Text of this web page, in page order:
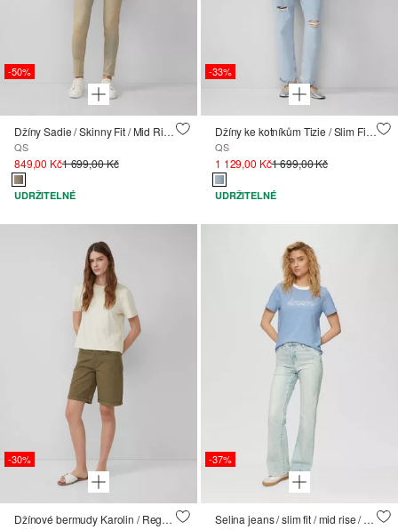
-50%
Džíny Sadie / Skinny Fit / Mid Rise / Skinny Leg / superstreč
QS
849,00 Kč1 699,00 Kč
UDRŽITELNÉ
-33%
Džíny ke kotníkům Tizie / Slim Fit / High Rise / Tapered Leg / poničené detaily
QS
1 129,00 Kč1 699,00 Kč
UDRŽITELNÉ
-30%
Džínové bermudy Karolin / Regular Fit / Mid Rise
-37%
Selina jeans / slim fit / mid rise / flared leg